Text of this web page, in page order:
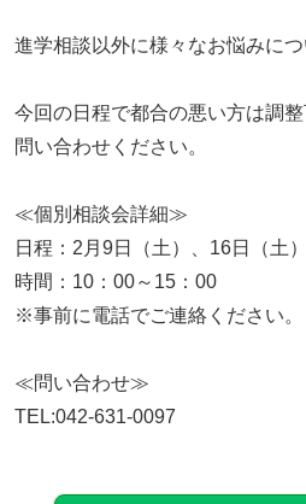
進学相談以外に様々なお悩みにつ
今回の日程で都合の悪い方は調
問い合わせください。
≪個別相談会詳細≫
日程：2月9日（土）、16日（土
時間：10：00～15：00
※事前に電話でご連絡ください。
≪問い合わせ≫
TEL:042-631-0097